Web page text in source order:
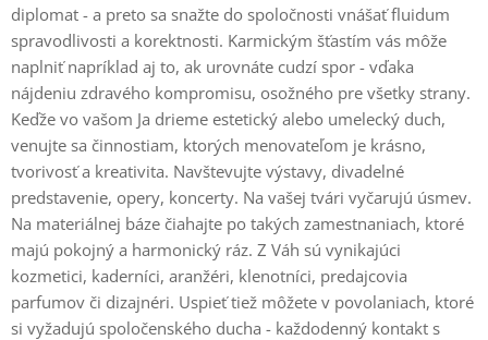
diplomat - a preto sa snažte do spoločnosti vnášať fluidum
spravodlivosti a korektnosti. Karmickým šťastím vás môže
naplniť napríklad aj to, ak urovnáte cudzí spor - vďaka
nájdeniu zdravého kompromisu, osožného pre všetky strany.
Keďže vo vašom Ja drieme estetický alebo umelecký duch,
venujte sa činnostiam, ktorých menovateľom je krásno,
tvorivosť a kreativita. Navštevujte výstavy, divadelné
predstavenie, opery, koncerty. Na vašej tvári vyčarujú úsmev.
Na materiálnej báze čiahajte po takých zamestnaniach, ktoré
majú pokojný a harmonický ráz. Z Váh sú vynikajúci
kozmetici, kaderníci, aranžéri, klenotníci, predajcovia
parfumov či dizajnéri. Uspieť tiež môžete v povolaniach, ktoré
si vyžadujú spoločenského ducha - každodenný kontakt s